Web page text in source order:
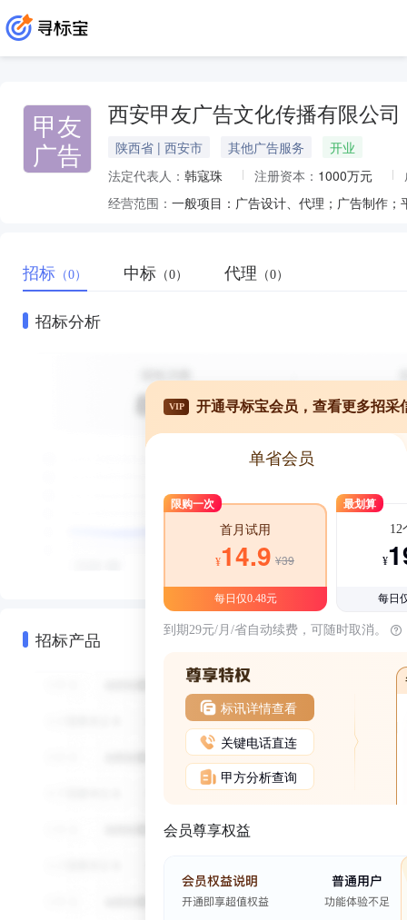
甲友
广告
西安甲友广告文化传播有限公司
陕西省 | 西安市 其他广告服务
开业
法定代表人： 韩寇珠 注册资本： 1000万元
经营范围：
招标 （0） 中标 （0） 代理 （0）
招标分析
招标产品
VIP 开通寻标宝会员，查看更多招采
单省会员
限购一次
首月试用
¥14.9 ¥39
每日仅0.48元
最划算
12
¥
每日
到期29元/月/省自动续费，可随时取消。
标讯详情查看
关键电话直连
甲方分析查询
会员尊享权益